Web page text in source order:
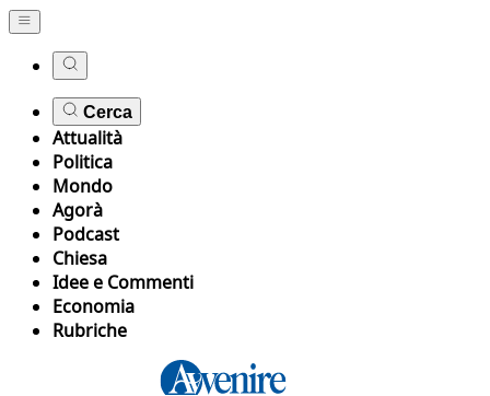
Cerca
Attualità
Politica
Mondo
Agorà
Podcast
Chiesa
Idee e Commenti
Economia
Rubriche